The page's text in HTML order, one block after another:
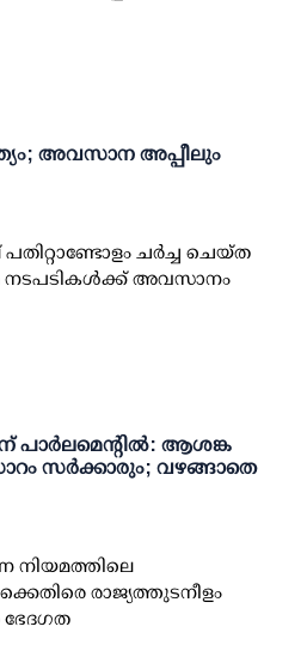
അവസാന അപ്പീലും
ചര്‍ച്ച ചെയ്ത
നടപടികള്‍ക്ക് അവസാനം
പാര്‍ലമെന്റില്‍: ആശങ്ക
സര്‍ക്കാരും; വഴങ്ങാതെ
നിയമത്തിലെ
രാജ്യത്തുടനീളം